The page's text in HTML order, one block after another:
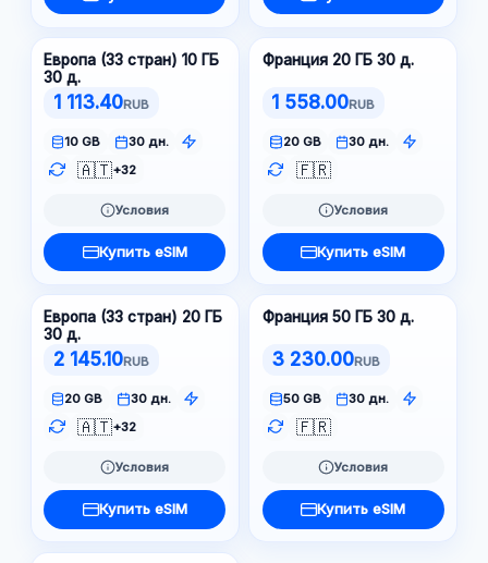
Европа (33 стран) 10 ГБ
30 д.
1 113.40RUB
10 GB 30 дн.
🇦🇹+32
Условия
Купить eSIM
Франция 20 ГБ 30 д.
1 558.00RUB
20 GB 30 дн.
🇫🇷
Условия
Купить eSIM
Европа (33 стран) 20 ГБ
30 д.
2 145.10RUB
20 GB 30 дн.
🇦🇹+32
Условия
Купить eSIM
Франция 50 ГБ 30 д.
3 230.00RUB
50 GB 30 дн.
🇫🇷
Условия
Купить eSIM